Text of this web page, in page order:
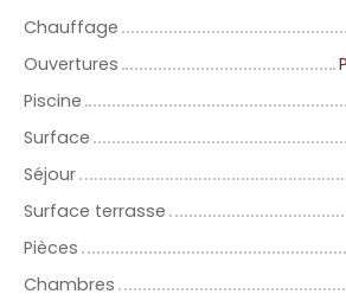
Chauffage
Ouvertures
Piscine
Surface
Séjour
Surface terrasse
Pièces
Chambres